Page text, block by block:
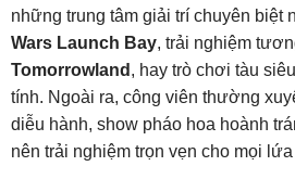
những trung tâm giải trí chuyên biệt
Wars Launch Bay, trải nghiệm
Tomorrowland , hay trò chơi tàu
tính. Ngoài ra, công viên thường
diễu hành, show pháo hoa hoành
nên trải nghiệm trọn vẹn cho mọi lứa